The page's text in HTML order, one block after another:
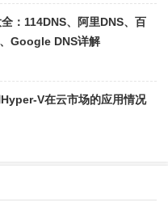
：114DNS、阿里DNS、百
Google DNS详解
V在云市场的应用情况